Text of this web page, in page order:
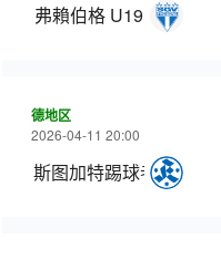
弗賴伯格 U19
德地区
2026-04-11 20:00
斯图加特踢球者